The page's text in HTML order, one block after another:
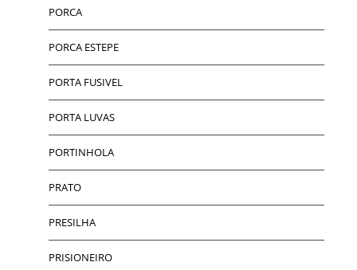
PORCA
PORCA ESTEPE
PORTA FUSIVEL
PORTA LUVAS
PORTINHOLA
PRATO
PRESILHA
PRISIONEIRO